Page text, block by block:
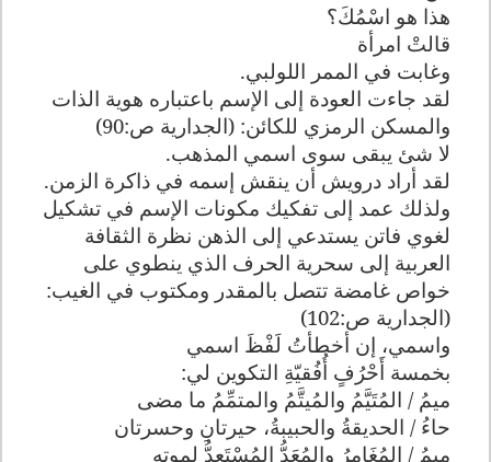
هذا هو اسْمُكَ؟
قالتْ امرأة
وغابت في الممر اللولبي.
لقد جاءت العودة إلى الإسم باعتباره هوية الذات
والمسكن الرمزي للكائن: (الجدارية ص:90)
لا شئ يبقى سوى اسمي المذهب.
لقد أراد درويش أن ينقش إسمه في ذاكرة الزمن.
ولذلك عمد إلى تفكيك مكونات الإسم في تشكيل
لغوي فاتن يستدعي إلى الذهن نظرة الثقافة
العربية إلى سحرية الحرف الذي ينطوي على
خواص غامضة تتصل بالمقدر ومكتوب في الغيب:
(الجدارية ص:102)
واسمي، إن أخطأتُ لَفْظَ اسمي
بخمسة أَحْرُفٍ أُفُقيّةِ التكوين لي:
ميمُ / المُتَيَّمُ والمُيتَّمُ والمتمِّمُ ما مضى
حاءُ / الحديقةُ والحبيبةُ، حيرتانِ وحسرتان
ميمُ / المُغَامِرُ والمُعَدُّ المُسْتَعدُّ لموته